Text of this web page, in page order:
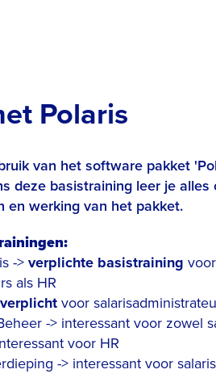
Polaris
van het software pakket
deze basistraining leer je
en werking van het pakket.
-> verplichte basistraining
als HR
verplichtvoor
-> interessant voor zowel
voor HR
-> interessant voor